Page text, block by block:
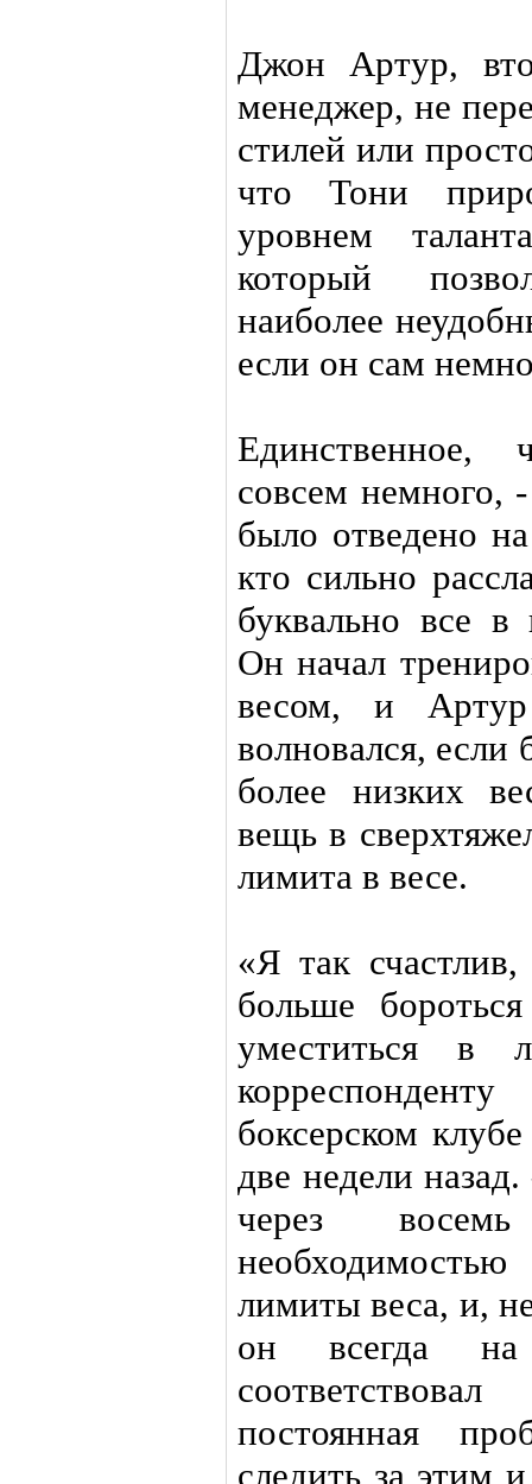
Джон Артур,
менеджер, не
стилей или
что Тони
уровнем
который
наиболее
если он сам
Единственное,
совсем немного,
было отведено
кто сильно
буквально все
Он начал
весом, и
волновался,
более низких
вещь в
лимита в весе.
«Я так
больше
уместиться в
боксерском
две недели
через
лимиты веса, и,
он всегда на
постоянная
следить за этим